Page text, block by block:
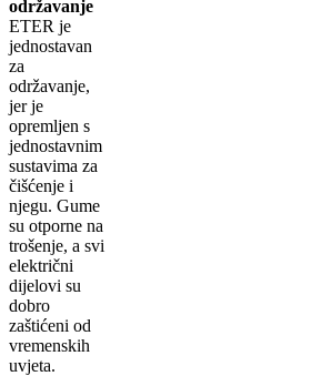
održavanje
ETER je
jednostavan
za
održavanje,
jer je
opremljen s
jednostavnim
sustavima za
čišćenje i
njegu. Gume
su otporne na
trošenje, a svi
električni
dijelovi su
dobro
zaštićeni od
vremenskih
uvjeta.